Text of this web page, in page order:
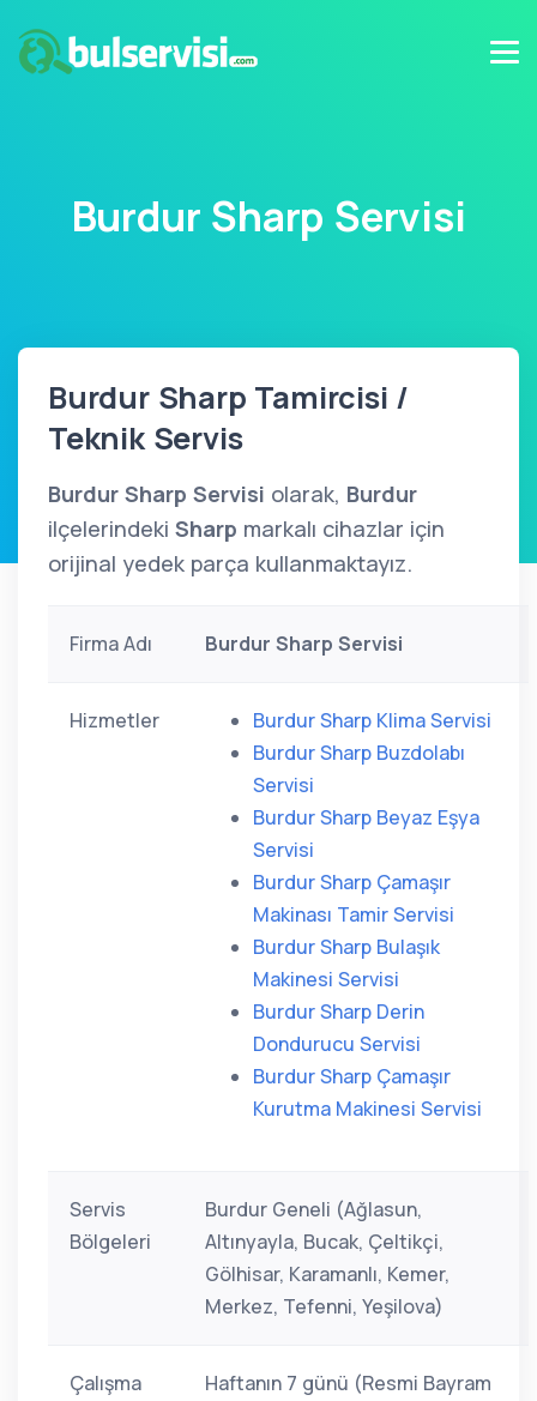
Burdur Sharp Servisi
Burdur Sharp Tamircisi /
Teknik Servis
Burdur Sharp Servisi olarak, Burdur
ilçelerindeki Sharp markalı cihazlar için
orijinal yedek parça kullanmaktayız.
Firma Adı Burdur Sharp Servisi
Hizmetler
Burdur Sharp Klima Servisi
Burdur Sharp Buzdolabı
Servisi
Burdur Sharp Beyaz Eşya
Servisi
Burdur Sharp Çamaşır
Makinası Tamir Servisi
Burdur Sharp Bulaşık
Makinesi Servisi
Burdur Sharp Derin
Dondurucu Servisi
Burdur Sharp Çamaşır
Kurutma Makinesi Servisi
Servis
Bölgeleri
Burdur Geneli (Ağlasun,
Altınyayla, Bucak, Çeltikçi,
Gölhisar, Karamanlı, Kemer,
Merkez, Tefenni, Yeşilova)
Çalışma
Haftanın 7 günü (Resmi Bayram